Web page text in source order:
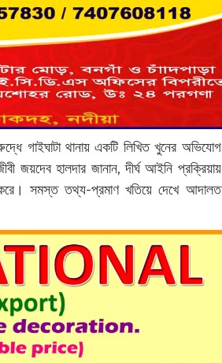
গাইঘাটা থানায় একটি লিখিত খুনের অভিযোগ
জয়দেব হালদার জানান, দীর্ঘ আইনি প্রক্রিয়ায়
সমস্ত তথ্য-প্রমাণ খতিয়ে দেখে আদালত